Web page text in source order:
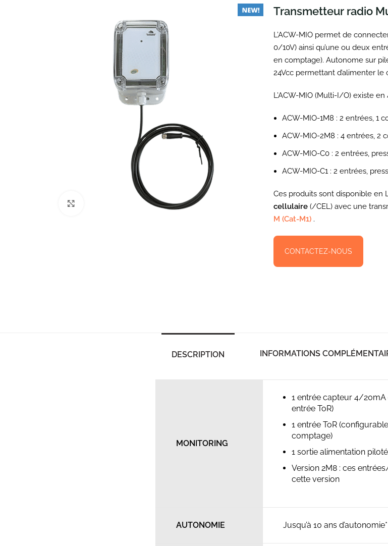
Transmetteur radio
L’ACW-MIO permet de
0/10V) ainsi qu’une ou deux
en comptage). Autonome sur
24Vcc permettant d’alimenter
L’ACW-MIO (Multi-I/O) existe en
ACW-MIO-1M8 : 2 entrées, 1
ACW-MIO-2M8 : 4 entrées, 2
ACW-MIO-C0 : 2 entrées,
ACW-MIO-C1 : 2 entrées,
Ces produits sont disponible
cellulaire (/CEL) avec une
M (Cat-M1) .
CONTACTEZ-NOUS
DESCRIPTION INFORMATIONS
MONITORING
1 entrée capteur 4/
entrée ToR)
1 entrée ToR
comptage)
1 sortie alimentation
Version 2M8 : ces
cette version
AUTONOMIE Jusqu’à 10 ans d’autonomie*